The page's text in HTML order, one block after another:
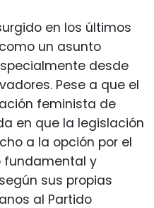
en los últimos
un asunto
desde
Pese a que el
feminista de
en que la legislación
a la opción por el
fundamental y
sus propias
al Partido